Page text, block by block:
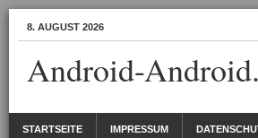
8. AUGUST 2026
Android-
STARTSEITE IMPRESSUM